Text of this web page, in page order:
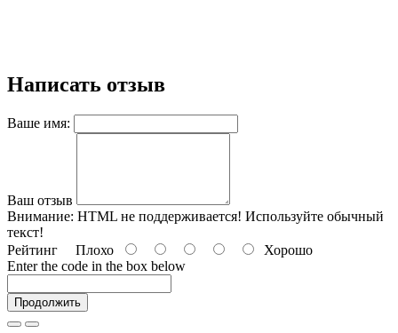
Написать отзыв
Ваше имя:
Ваш отзыв
Внимание: HTML не поддерживается! Используйте обычный
текст!
Рейтинг Плохо
Хорошо
Enter the code in the box below
Продолжить